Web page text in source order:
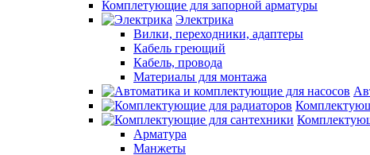
Комплетующие для запорной арматуры
Электрика
Вилки, переходники, адаптеры
Кабель греющий
Кабель, провода
Материалы для монтажа
Арматура
Манжеты